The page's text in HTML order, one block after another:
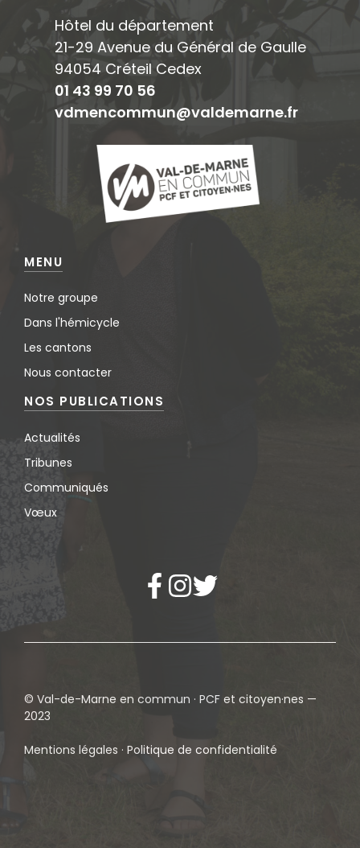
Hôtel du département
21-29 Avenue du Général de Gaulle
94054 Créteil Cedex
01 43 99 70 56
vdmencommun@valdemarne.fr
MENU
Notre groupe
Dans l'hémicycle
Les cantons
Nous contacter
NOS PUBLICATIONS
Actualités
Tribunes
Communiqués
Vœux
© Val-de-Marne en commun · PCF et citoyen·nes —
2023
Mentions légales · Politique de confidentialité